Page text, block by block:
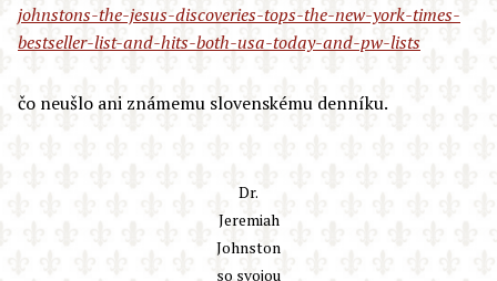
johnstons-the-jesus-discoveries-tops-the-new-york-times-
bestseller-list-and-hits-both-usa-today-and-pw-lists
čo neušlo ani známemu slovenskému denníku.
Dr.
Jeremiah
Johnston
so svojou